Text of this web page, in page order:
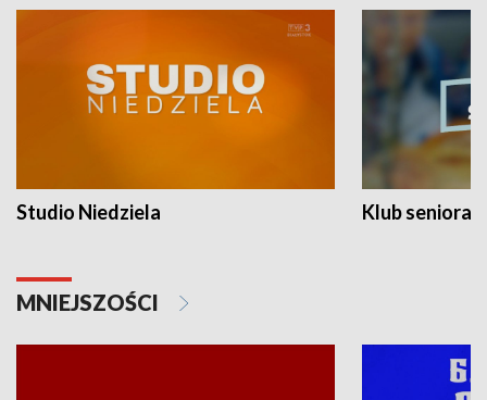
Studio Niedziela Klub seniora
MNIEJSZOŚCI